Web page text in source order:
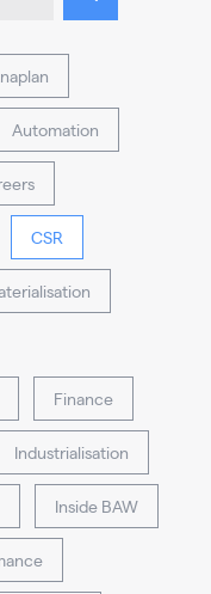
Automation
CSR
Finance
Industrialisation
Inside BAW